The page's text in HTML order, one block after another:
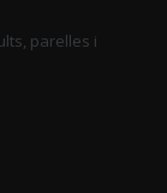
parelles i